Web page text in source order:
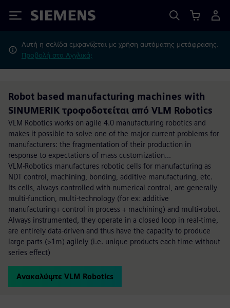
Siemens
Αυτή η σελίδα εμφανίζεται με χρήση αυτόματης μετάφρασης.
Προβολή στα Αγγλικά;
Robot based manufacturing machines with
SINUMERIK τροφοδοτείται από VLM Robotics
VLM Robotics works on agile 4.0 manufacturing robotics and
makes it possible to solve one of the major current problems for
manufacturers: the fragmentation of their production in
response to expectations of mass customization...
VLM-Robotics manufactures robotic cells for manufacturing as
NDT control, machining, bonding, additive manufacturing, etc.
Its cells, always controlled with numerical control, are generally
multi-function, multi-technology (for ex: additive
manufacturing+ control in process + machining) and multi-robot.
Always instrumented, they operate in a closed loop in real-time,
are entirely data-driven and thus have the capacity to produce
large parts (>1m) agilely (i.e. unique products each time without
series effect)
Ανακαλύψτε VLM Robotics